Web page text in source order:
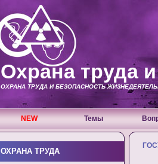
Охрана труда
ОХРАНА ТРУДА И БЕЗОПАСНОСТЬ
NEW Темы
ОХРАНА ТРУДА